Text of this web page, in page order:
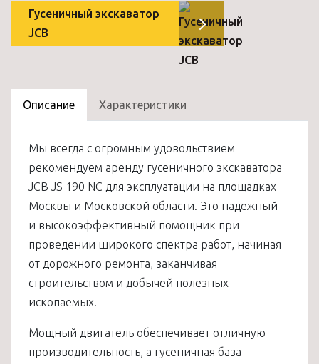
Гусеничный экскаватор
JCB
Описание Характеристики
Мы всегда с огромным удовольствием
рекомендуем аренду гусеничного экскаватора
JCB JS 190 NC для эксплуатации на площадках
Москвы и Московской области. Это надежный
и высокоэффективный помощник при
проведении широкого спектра работ, начиная
от дорожного ремонта, заканчивая
строительством и добычей полезных
ископаемых.
Мощный двигатель обеспечивает отличную
производительность, а гусеничная база